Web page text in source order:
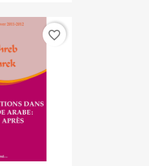
favorite_border